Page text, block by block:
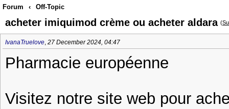
Forum
‹ Off-Topic
acheter imiquimod crème ou acheter aldara (
IvanaTruelove, 27 December 2024, 04:47
Pharmacie européenne
Visitez notre site web pour